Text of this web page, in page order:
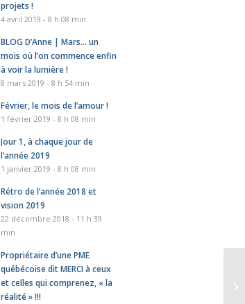
projets !
4 avril 2019 - 8 h 08 min
BLOG D’Anne | Mars… un
mois où l’on commence enfin
à voir la lumière !
8 mars 2019 - 8 h 54 min
Février, le mois de l’amour !
1 février 2019 - 8 h 08 min
Jour 1, à chaque jour de
l’année 2019
1 janvier 2019 - 8 h 08 min
Rétro de l’année 2018 et
vision 2019
22 décembre 2018 - 11 h 39
min
Propriétaire d’une PME
québécoise dit MERCI à ceux
et celles qui comprenez, « la
réalité » !!!